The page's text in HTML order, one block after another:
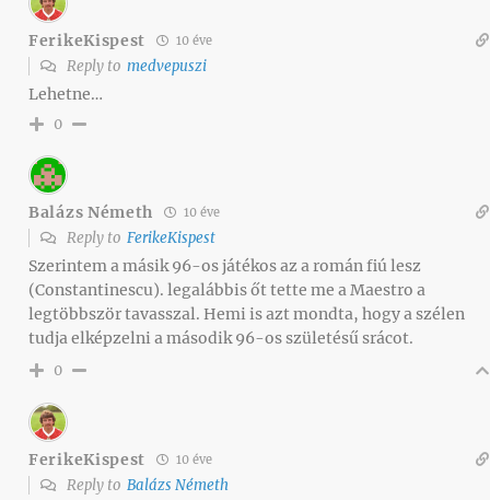
FerikeKispest 10 éve
Reply to medvepuszi
Lehetne…
0
Balázs Németh 10 éve
Reply to FerikeKispest
Szerintem a másik 96-os játékos az a román fiú lesz
(Constantinescu). legalábbis őt tette me a Maestro a
legtöbbször tavasszal. Hemi is azt mondta, hogy a szélen
tudja elképzelni a második 96-os születésű srácot.
0
FerikeKispest 10 éve
Reply to Balázs Németh